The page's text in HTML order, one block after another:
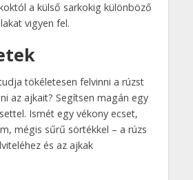
a külső sarkokig különböző
vigyen fel.
tökéletesen felvinni a rúzst
az ajkait? Segítsen magán egy
Ismét egy vékony ecset,
mégis sűrű sörtékkel – a rúzs
és az ajkak